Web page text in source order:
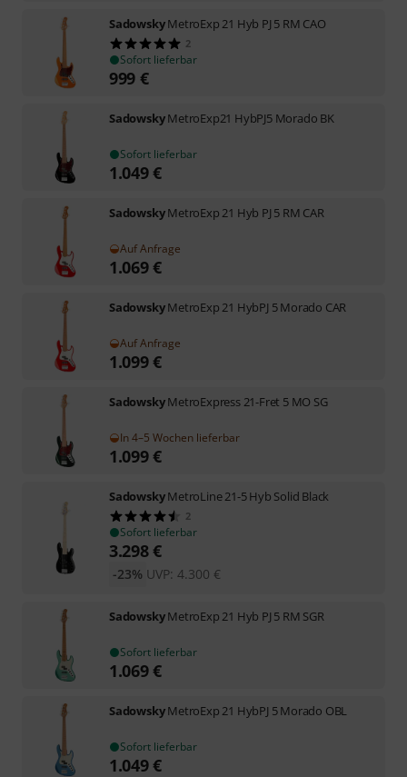
SadowskyMetroExp 21 Hyb PJ 5 RM CAO
2
Sofort lieferbar
999 €
SadowskyMetroExp21 HybPJ5 Morado BK
Sofort lieferbar
1.049€
SadowskyMetroExp 21 Hyb PJ 5 RM CAR
Auf Anfrage
1.069€
SadowskyMetroExp 21 HybPJ 5 Morado CAR
Auf Anfrage
1.099€
SadowskyMetroExpress 21-Fret 5 MO SG
In 4–5 Wochen lieferbar
1.099€
SadowskyMetroLine 21-5 Hyb Solid Black
2
Sofort lieferbar
3.298€
UVP: 4.300 €
-23%
SadowskyMetroExp 21 Hyb PJ 5 RM SGR
Sofort lieferbar
1.069€
SadowskyMetroExp 21 HybPJ 5 Morado OBL
Sofort lieferbar
1.049€